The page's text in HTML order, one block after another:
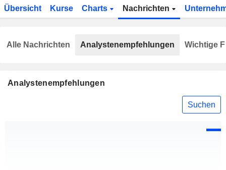
Übersicht Kurse Charts Nachrichten
Analystenempfehlungen
Suchen
Alle Nachrichten Analystenempfehlungen Wichtige